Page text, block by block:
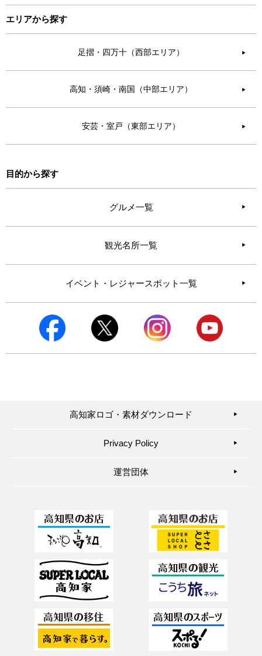
エリアから探す
足摺・四万十（西部エリア） ▶︎
高知・須崎・南国（中部エリア） ▶︎
安芸・室戸（東部エリア） ▶︎
目的から探す
グルメ一覧
観光名所一覧
イベント・レジャースポット一覧
高知家ロゴ・素材ダウンロード ▶︎
Privacy Policy ▶︎
運営団体 ▶︎